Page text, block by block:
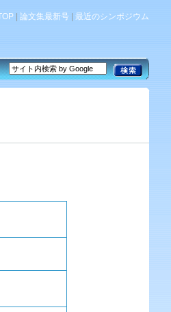
| 論文集最新号| 最近のシンポジウム